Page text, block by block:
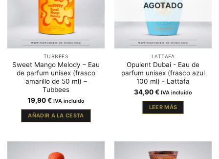
TUBBEES
Sweet Mango Melody – Eau
de parfum unisex (frasco
amarillo de 50 ml) –
Tubbees
19,90€ IVA incluido
AÑADIR A LA CESTA
AGOTADO
LATTAFA
Opulent Dubai - Eau de
parfum unisex (frasco azul
100 ml) - Lattafa
34,90€ IVA incluido
LEER MÁS